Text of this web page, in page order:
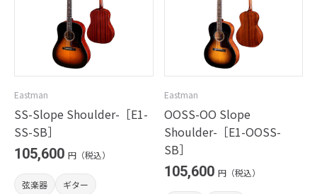
Eastman
SS-Slope Shoulder-［E1-
SS-SB］
105,600 円（税込）
弦楽器
ギター
Eastman
OOSS-OO Slope
Shoulder-［E1-OOSS-
SB］
105,600 円（税込）